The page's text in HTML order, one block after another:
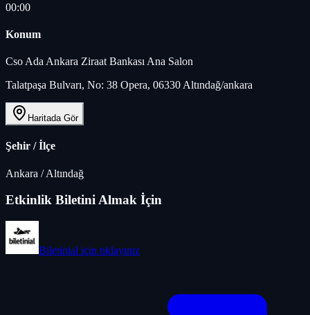
00:00
Konum
Cso Ada Ankara Ziraat Bankası Ana Salon
Talatpaşa Bulvarı, No: 38 Opera, 06330 Altındağ/ankara
Haritada Gör
Şehir / İlçe
Ankara /Altındağ
Etkinlik Biletini Almak İçin
Biletinial için tıklayınız